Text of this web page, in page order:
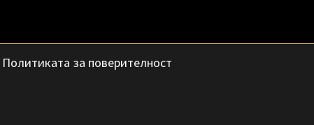
Политиката за поверителност